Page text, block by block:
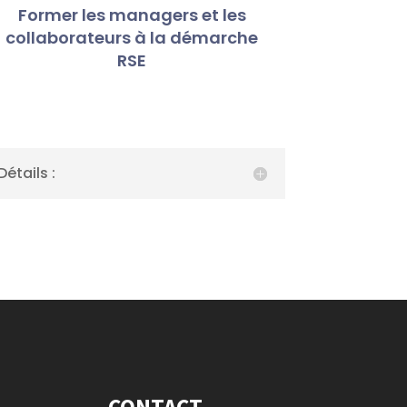
Former les managers et les
collaborateurs à la démarche
RSE
: